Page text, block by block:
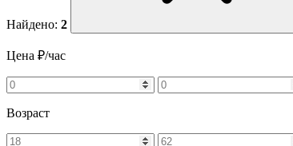
Найдено: 2
Цена ₽/час
Возраст